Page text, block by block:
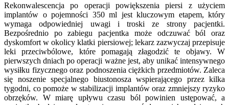
Rekonwalescencja po operacji powiększenia piersi z użyciem
implantów o pojemności 350 ml jest kluczowym etapem, który
wymaga odpowiedniej uwagi i troski ze strony pacjentki.
Bezpośrednio po zabiegu pacjentka może odczuwać ból oraz
dyskomfort w okolicy klatki piersiowej; lekarz zazwyczaj przepisuje
leki przeciwbólowe, które pomagają złagodzić te objawy. W
pierwszych dniach po operacji ważne jest, aby unikać intensywnego
wysiłku fizycznego oraz podnoszenia ciężkich przedmiotów. Zaleca
się noszenie specjalnego biustonosza wspierającego przez kilka
tygodni, co pomoże w stabilizacji implantów oraz zmniejszy ryzyko
obrzęków. W miarę upływu czasu ból powinien ustępować, a